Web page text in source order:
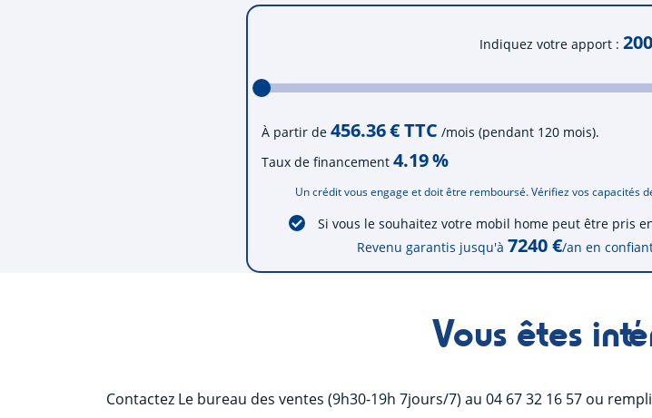
Indiquez votre apport
À partir de 456.36€ TTC /mois (pendant 120 mois).
Taux de financement 4.19%
Un crédit vous engage et doit être remboursé. Vérifiez vos capacités
Si vous le souhaitez votre mobil home peut être pris
Revenu garantis jusqu'à 7240 €/an en
Vous êtes
Contactez Le bureau des ventes (9h30-19h 7jours/7) au 04 67 32 16 57 ou